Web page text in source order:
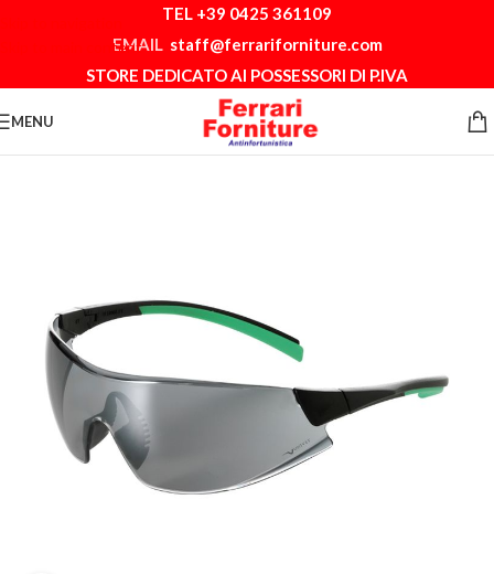
Skip to main content
TEL +39 0425 361109
EMAIL staff@ferrariforniture.com
STORE DEDICATO AI POSSESSORI DI P.IVA
MENU